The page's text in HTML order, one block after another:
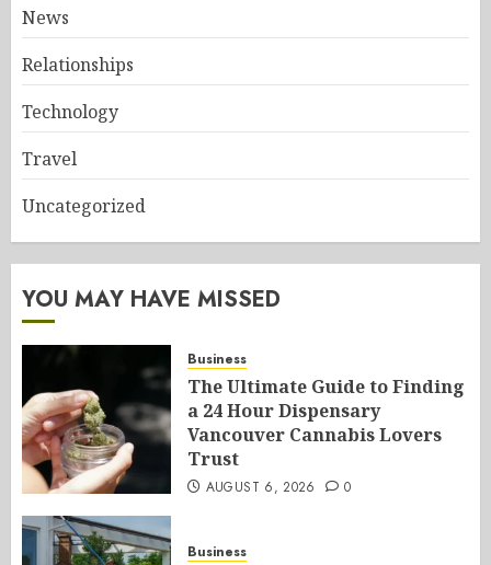
News
Relationships
Technology
Travel
Uncategorized
YOU MAY HAVE MISSED
Business
The Ultimate Guide to Finding
a 24 Hour Dispensary
Vancouver Cannabis Lovers
Trust
AUGUST 6, 2026 0
Business